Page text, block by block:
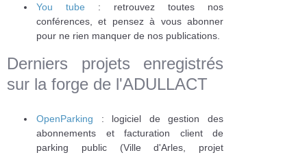
You tube : retrouvez toutes nos
conférences, et pensez à vous abonner
pour ne rien manquer de nos publications.
Derniers projets enregistrés
sur la forge de l'ADULLACT
OpenParking : logiciel de gestion des
abonnements et facturation client de
parking public (Ville d'Arles, projet